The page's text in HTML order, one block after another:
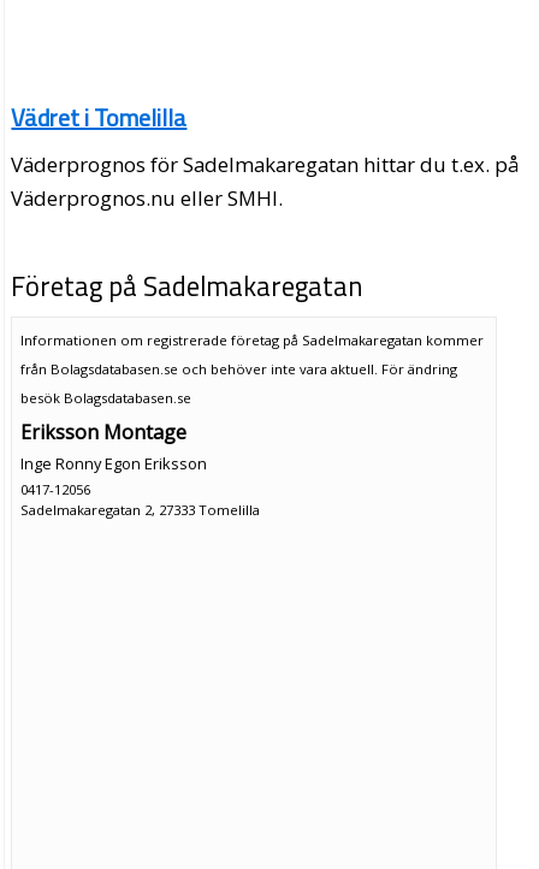
Vädret i Tomelilla
Väderprognos för Sadelmakaregatan hittar du t.ex. på
Väderprognos.nu eller SMHI.
Företag på Sadelmakaregatan
Informationen om registrerade företag på Sadelmakaregatan kommer
från Bolagsdatabasen.se och behöver inte vara aktuell. För ändring
besök Bolagsdatabasen.se
Eriksson Montage
Inge Ronny Egon Eriksson
0417-12056
Sadelmakaregatan 2, 27333 Tomelilla